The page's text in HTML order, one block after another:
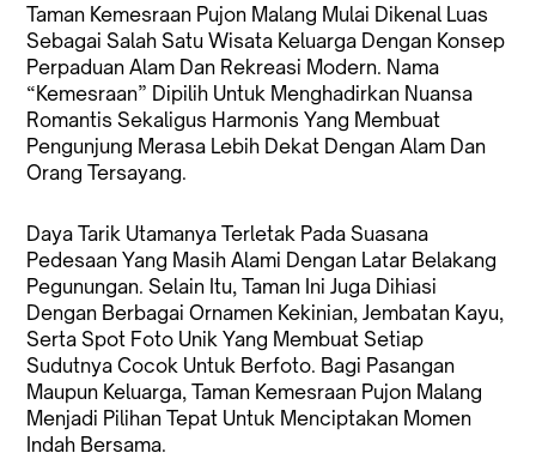
Taman Kemesraan Pujon Malang Mulai Dikenal Luas
Sebagai Salah Satu Wisata Keluarga Dengan Konsep
Perpaduan Alam Dan Rekreasi Modern. Nama
“Kemesraan” Dipilih Untuk Menghadirkan Nuansa
Romantis Sekaligus Harmonis Yang Membuat
Pengunjung Merasa Lebih Dekat Dengan Alam Dan
Orang Tersayang.
Daya Tarik Utamanya Terletak Pada Suasana
Pedesaan Yang Masih Alami Dengan Latar Belakang
Pegunungan. Selain Itu, Taman Ini Juga Dihiasi
Dengan Berbagai Ornamen Kekinian, Jembatan Kayu,
Serta Spot Foto Unik Yang Membuat Setiap
Sudutnya Cocok Untuk Berfoto. Bagi Pasangan
Maupun Keluarga, Taman Kemesraan Pujon Malang
Menjadi Pilihan Tepat Untuk Menciptakan Momen
Indah Bersama.